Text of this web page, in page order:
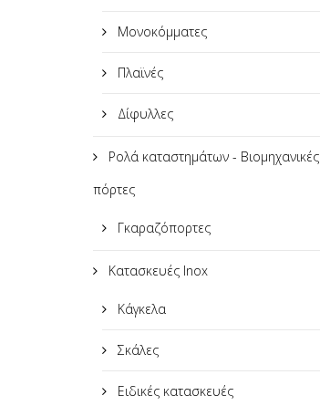
Μονοκόμματες
Πλαϊνές
Δίφυλλες
Ρολά καταστημάτων - Βιομηχανικές
πόρτες
Γκαραζόπορτες
Κατασκευές Inox
Κάγκελα
Σκάλες
Ειδικές κατασκευές